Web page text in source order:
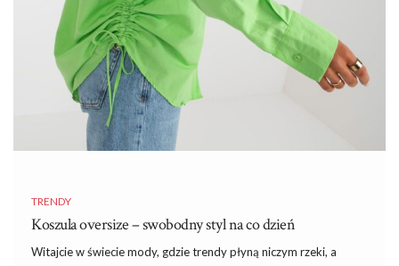
TRENDY
Koszula oversize – swobodny styl na co dzień
Witajcie w świecie mody, gdzie trendy płyną niczym rzeki, a